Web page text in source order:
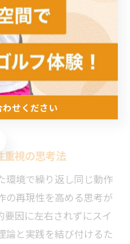
フ人生の質を高めること
ゴルフの思考転
重視の思考法
環境で繰り返し同じ動作
の再現性を高める思考が
要因に左右されずにスイ
論と実践を結び付けるた
せください
せください